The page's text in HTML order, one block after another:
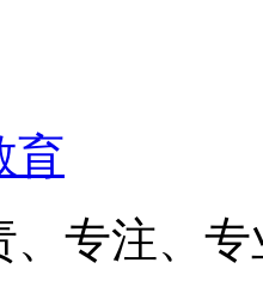
育
、专注、